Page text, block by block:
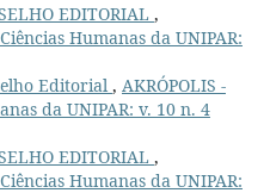
EDITORIAL ,
Humanas da UNIPAR:
Editorial , AKRÓPOLIS -
da UNIPAR: v. 10 n. 4
EDITORIAL ,
Humanas da UNIPAR: